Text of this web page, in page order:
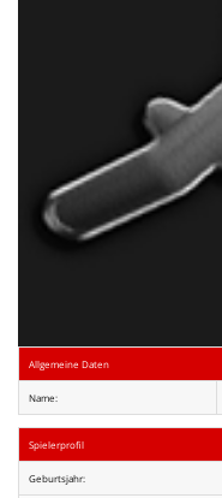
Allgemeine Daten
Name:
Spielerprofil
Geburtsjahr: